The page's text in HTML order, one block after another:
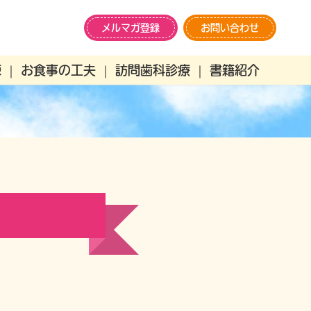
メルマガ登録 お問い合わせ
お食事の工夫 訪問歯科診療 書籍紹介